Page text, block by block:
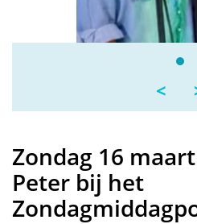
<
Zondag 16
Peter bij het